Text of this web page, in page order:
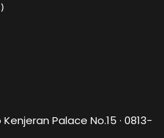
Palace No.15 · 0813-